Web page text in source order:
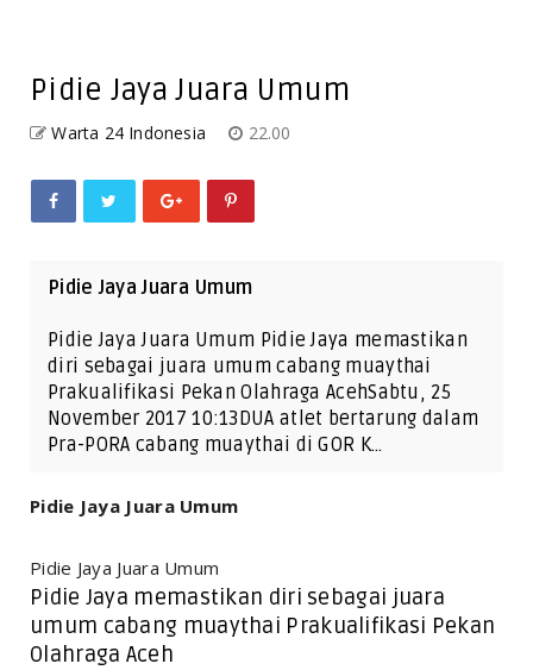
Pidie Jaya Juara Umum
Warta 24 Indonesia 22.00
Pidie Jaya Juara Umum
Pidie Jaya Juara Umum Pidie Jaya memastikan
diri sebagai juara umum cabang muaythai
Prakualifikasi Pekan Olahraga AcehSabtu, 25
November 2017 10:13DUA atlet bertarung dalam
Pra-PORA cabang muaythai di GOR K…
Pidie Jaya Juara Umum
Pidie Jaya Juara Umum
Pidie Jaya memastikan diri sebagai juara
umum cabang muaythai Prakualifikasi Pekan
Olahraga Aceh